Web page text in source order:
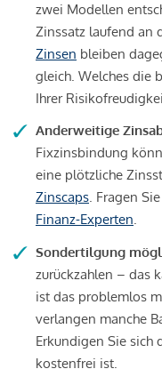
zwei Modellen
Zinssatz laufend an
Zinsen bleiben
gleich. Welches die
Ihrer
Anderweitige
Fixzinsbindung
eine plötzliche
Zinscaps. Fragen
Finanz-Experten.
Sondertilgung
zurückzahlen – das
ist das problemlos
verlangen manche
Erkundigen Sie sich
kostenfrei ist.